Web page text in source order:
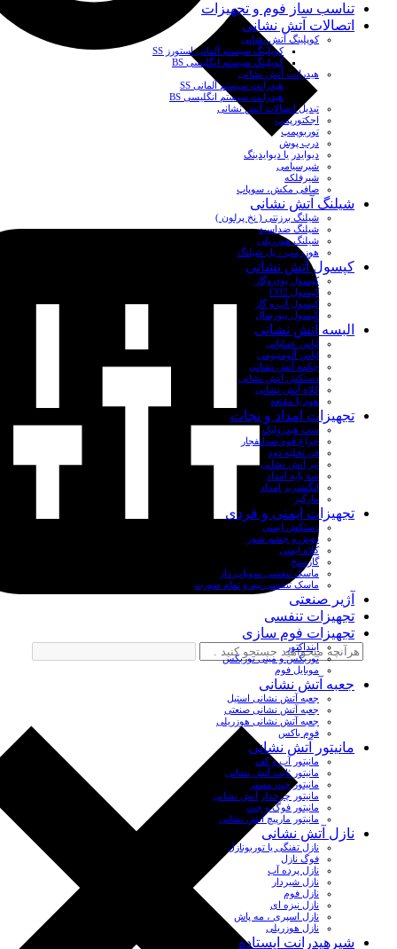
تناسب ساز فوم و تجهیزات
اتصالات آتش نشانی
کوپلینگ آتش نشانی
کوپلینگ سیستم آلمانی استورز SS
کوپلینگ سیستم انگلیسی BS
هیدرانت آتش نشانی
هیدرانت سیستم آلمانی SS
هیدرانت سیستم انگلیسی BS
تبدیل اتصالات آتش نشانی
اجکتورپمپ
توربوپمپ
درب پوش
دیوایدر یا دیوایدینگ
شیرسیامی
شیرفلکه
صافی مکش، سوپاپ
شیلنگ آتش نشانی
شیلنگ برزنتی ( نخ پرلون )
شیلنگ ضداسید
شیلنگ هوزریلی
هوزرمپ ، پل شیلنگ
کپسول آتش نشانی
کپسول پودروگاز
کپسول CO2
کپسول آب و گاز
کپسول بیورسال
البسه آتش نشانی
لباس عملیاتی
لباس آلومنیومی
چکمه آتش نشانی
دستکش آتش نشانی
کلاه آتش نشانی
هود یا مقنعه
تجهیزات امداد و نجات
ست هیدرولیک
چراغ قوه ضدانفجار
فن تخلیه دود
تبر آتش نشانی
سه پایه امداد
انگشتربر امداد
مارگیر
تجهیزات ایمنی و فردی
دستکش ایمنی
دوش و چشم شور
کلاه ایمنی
گازسنج
ماسک تنفسی سوپاپ دار
ماسک تنفسی نیم و تمام صورت
آژیر صنعتی
تجهیزات تنفسی
تجهیزات فوم سازی
اینداکتور
توربکس و مینی توربکس
موبایل فوم
جعبه آتش نشانی
جعبه آتش نشانی استیل
جعبه آتش نشانی صنعتی
جعبه آتش نشانی هوزریلی
فوم باکس
مانیتور آتش نشانی
مانیتور آب و کف
مانیتور ثابت آتش نشانی
مانیتور جت مستر
مانیتور چرخدار آتش نشانی
مانیتور فوگ و جت
مانیتور مارپیچ آتش نشانی
نازل آتش نشانی
نازل تفنگی یا توربونازل
فوگ نازل
نازل پرده آب
نازل شیردار
نازل فوم
نازل نیزه ای
نازل اسپری ، مه پاش
نازل هوزریلی
شیرهیدرانت ایستاده